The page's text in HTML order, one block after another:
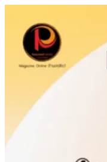
content